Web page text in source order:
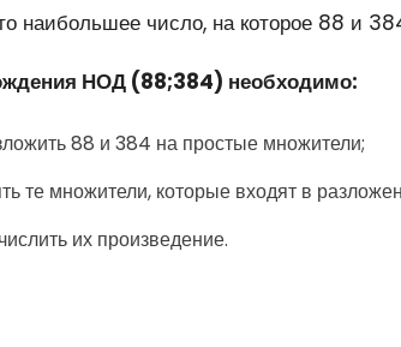
наибольшее число, на которое 88 и
НОД (88;384) необходимо:
88 и 384 на простые множители;
те множители, которые входят в
их произведение.